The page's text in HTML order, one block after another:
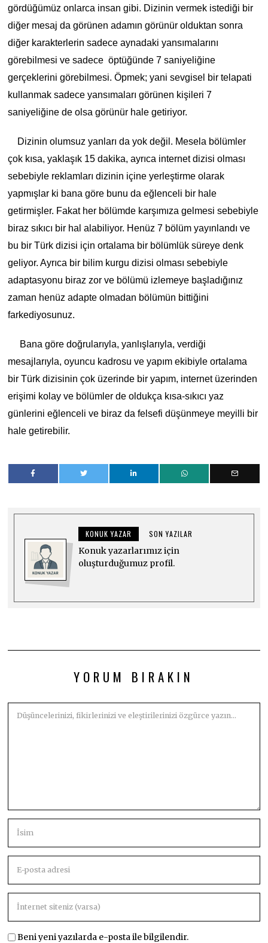
gördüğümüz onlarca insan gibi. Dizinin vermek istediği bir
diğer mesaj da görünen adamın görünür olduktan sonra
diğer karakterlerin sadece aynadaki yansımalarını
görebilmesi ve sadece öptüğünde 7 saniyeliğine
gerçeklerini görebilmesi. Öpmek; yani sevgisel bir telapati
kullanmak sadece yansımaları görünen kişileri 7
saniyeliğine de olsa görünür hale getiriyor.
Dizinin olumsuz yanları da yok değil. Mesela bölümler
çok kısa, yaklaşık 15 dakika, ayrıca internet dizisi olması
sebebiyle reklamları dizinin içine yerleştirme olarak
yapmışlar ki bana göre bunu da eğlenceli bir hale
getirmişler. Fakat her bölümde karşımıza gelmesi sebebiyle
biraz sıkıcı bir hal alabiliyor. Henüz 7 bölüm yayınlandı ve
bu bir Türk dizisi için ortalama bir bölümlük süreye denk
geliyor. Ayrıca bir bilim kurgu dizisi olması sebebiyle
adaptasyonu biraz zor ve bölümü izlemeye başladığınız
zaman henüz adapte olmadan bölümün bittiğini
farkediyosunuz.
Bana göre doğrularıyla, yanlışlarıyla, verdiği
mesajlarıyla, oyuncu kadrosu ve yapım ekibiyle ortalama
bir Türk dizisinin çok üzerinde bir yapım, internet üzerinden
erişimi kolay ve bölümler de oldukça kısa-sıkıcı yaz
günlerini eğlenceli ve biraz da felsefi düşünmeye meyilli bir
hale getirebilir.
KONUK YAZAR SON YAZILAR
Konuk yazarlarımız için
oluşturduğumuz profil.
YORUM BIRAKIN
Beni yeni yazılarda e-posta ile bilgilendir.